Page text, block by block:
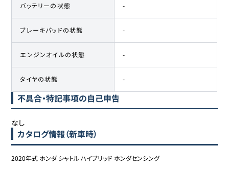
バッテリーの状態 -
ブレーキパッドの状態 -
エンジンオイルの状態 -
タイヤの状態 -
不具合・特記事項の自己申告
なし
カタログ情報（新車時）
2020年式 ホンダ シャトル ハイブリッド ホンダセンシング